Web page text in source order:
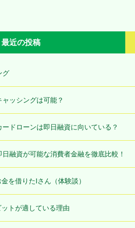
最近の投稿
グ
ッシングは可能？
ードローンは即日融資に向いている？
日融資が可能な消費者金融を徹底比較！
を借りたIさん（体験談）
トが適している理由